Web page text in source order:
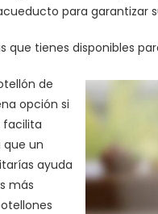
para garantizar
tienes disponibles
de
opción si
facilita
que un
ayuda
más